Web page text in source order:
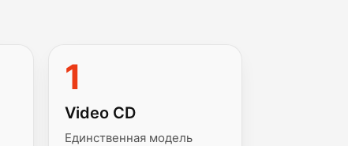
1
Video CD
Единственная модель